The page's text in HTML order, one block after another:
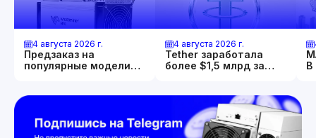
4 августа 2026 г.
Предзаказ на
популярные модели
4 августа 2026 г.
Tether заработала
более $1,5 млрд за
золото и биткоин.
В